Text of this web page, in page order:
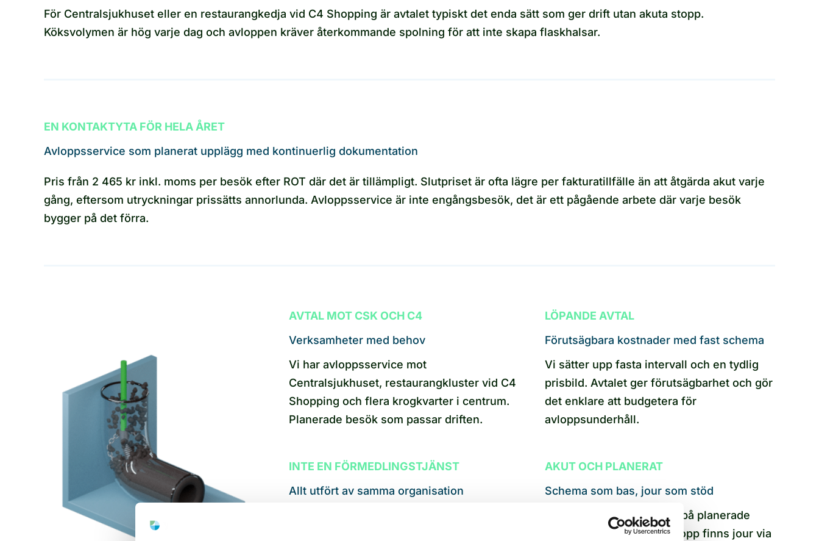
För Centralsjukhuset eller en restaurangkedja vid C4 Shopping är avtalet typiskt det enda sätt som ger drift utan akuta stopp.
Köksvolymen är hög varje dag och avloppen kräver återkommande spolning för att inte skapa flaskhalsar.
EN KONTAKTYTA FÖR HELA ÅRET
Avloppsservice som planerat upplägg med kontinuerlig dokumentation
Pris från 2 465 kr inkl. moms per besök efter ROT där det är tillämpligt. Slutpriset är ofta lägre per fakturatillfälle än att åtgärda akut varje
gång, eftersom utryckningar prissätts annorlunda. Avloppsservice är inte engångsbesök, det är ett pågående arbete där varje besök
bygger på det förra.
AVTAL MOT CSK OCH C4
Verksamheter med behov
Vi har avloppsservice mot
Centralsjukhuset, restaurangkluster vid C4
Shopping och flera krogkvarter i centrum.
Planerade besök som passar driften.
LÖPANDE AVTAL
Förutsägbara kostnader med fast schema
Vi sätter upp fasta intervall och en tydlig
prisbild. Avtalet ger förutsägbarhet och gör
det enklare att budgetera för
avloppsunderhåll.
INTE EN FÖRMEDLINGSTJÄNST
Allt utfört av samma organisation
AKUT OCH PLANERAT
Schema som bas, jour som stöd
Serviceupplägget bygger på planerade
insatser, men vid akuta stopp finns jour via